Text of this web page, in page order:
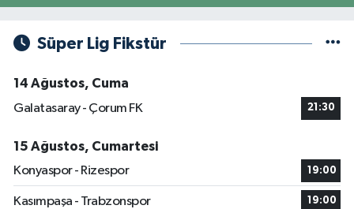
Süper Lig Fikstür
14 Ağustos, Cuma
Galatasaray - Çorum FK
21:30
15 Ağustos, Cumartesi
Konyaspor - Rizespor
19:00
Kasımpaşa - Trabzonspor 19:00